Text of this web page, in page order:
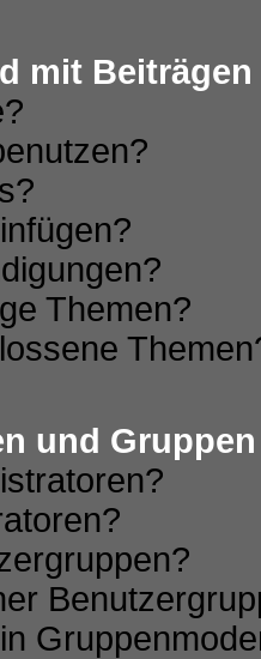
mit
Themen?
und Gruppen